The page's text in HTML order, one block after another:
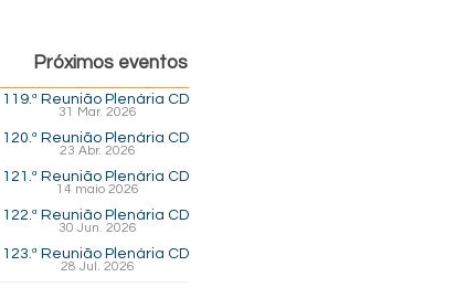
Próximos eventos
119.ª Reunião Plenária CD
31 Mar. 2026
120.ª Reunião Plenária CD
23 Abr. 2026
121.ª Reunião Plenária CD
14 maio 2026
122.ª Reunião Plenária CD
30 Jun. 2026
123.ª Reunião Plenária CD
28 Jul. 2026